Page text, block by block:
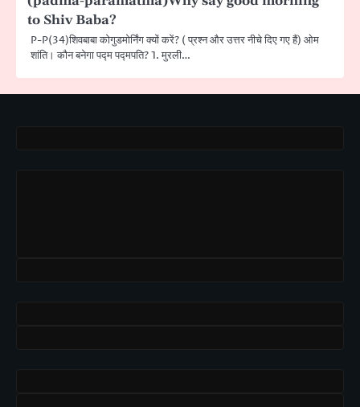
to Shiv Baba?
P-P(34)शिवबाबा कोगुडमोर्निंग क्यों करें? ( प्रश्न और उत्तर नीचे दिए गए हैं) ओम
शांति। कौन बनेगा पद्म पद्मपति? 1. मुरली…